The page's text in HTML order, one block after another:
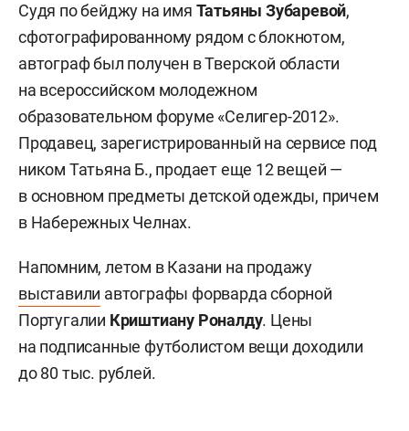
Судя по бейджу на имя Татьяны Зубаревой,
сфотографированному рядом с блокнотом,
автограф был получен в Тверской области
на всероссийском молодежном
образовательном форуме «Селигер-2012».
Продавец, зарегистрированный на сервисе под
ником Татьяна Б., продает еще 12 вещей —
в основном предметы детской одежды, причем
в Набережных Челнах.
Напомним, летом в Казани на продажу
выставили автографы форварда сборной
Португалии Криштиану Роналду. Цены
на подписанные футболистом вещи доходили
до 80 тыс. рублей.